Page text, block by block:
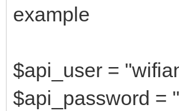
example
$api_user =
$api_password =